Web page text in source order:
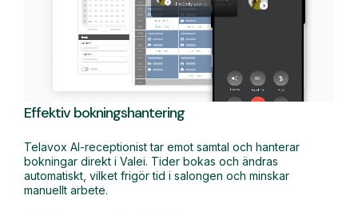
Effektiv bokningshantering
Telavox AI-receptionist tar emot samtal och hanterar
bokningar direkt i Valei. Tider bokas och ändras
automatiskt, vilket frigör tid i salongen och minskar
manuellt arbete.